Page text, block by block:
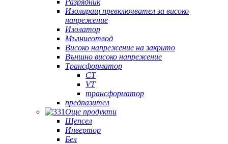
Разрядник
Изолиращ превключвател за високо
напрежение
Изолатор
Мълниеотвод
Високо напрежение на закрито
Външно високо напрежение
Трансформатор
CT
VT
трансформатор
предпазител
Още продукти
Щепсел
Инвертор
Бел